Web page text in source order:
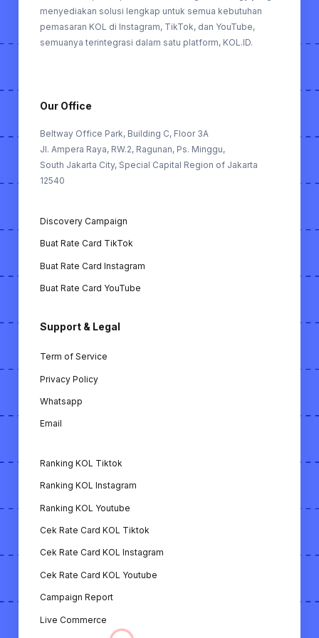
menyediakan solusi lengkap untuk semua kebutuhan
pemasaran KOL di Instagram, TikTok, dan YouTube,
semuanya terintegrasi dalam satu platform, KOL.ID.
Our Office
Beltway Office Park, Building C, Floor 3A
Jl. Ampera Raya, RW.2, Ragunan, Ps. Minggu,
South Jakarta City, Special Capital Region of Jakarta
12540
Discovery Campaign
Buat Rate Card TikTok
Buat Rate Card Instagram
Buat Rate Card YouTube
Support & Legal
Term of Service
Privacy Policy
Whatsapp
Email
Ranking KOL Tiktok
Ranking KOL Instagram
Ranking KOL Youtube
Cek Rate Card KOL Tiktok
Cek Rate Card KOL Instagram
Cek Rate Card KOL Youtube
Campaign Report
Live Commerce